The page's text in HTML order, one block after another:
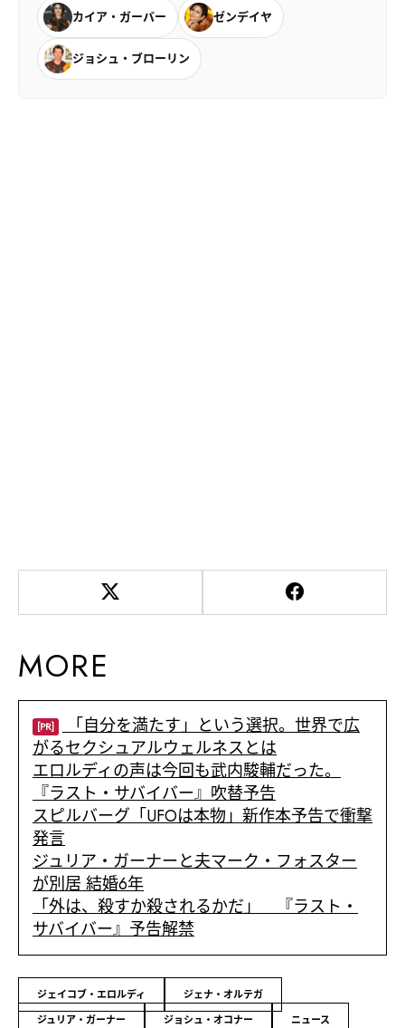
カイア・ガーバー ゼンデイヤ
ジョシュ・ブローリン
MORE
[PR]
「自分を満たす」という選択。世界で広
がるセクシュアルウェルネスとは
エロルディの声は今回も武内駿輔だった。
『ラスト・サバイバー』吹替予告
スピルバーグ「UFOは本物」新作本予告で衝撃
発言
ジュリア・ガーナーと夫マーク・フォスター
が別居 結婚6年
「外は、殺すか殺されるかだ」 『ラスト・
サバイバー』予告解禁
ジェイコブ・エロルディ
ジェナ・オルテガ
ジュリア・ガーナー
ジョシュ・オコナー
ニュース